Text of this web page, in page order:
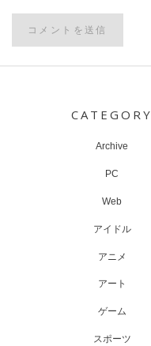
CATEGORY
Archive
PC
Web
アイドル
アニメ
アート
ゲーム
スポーツ